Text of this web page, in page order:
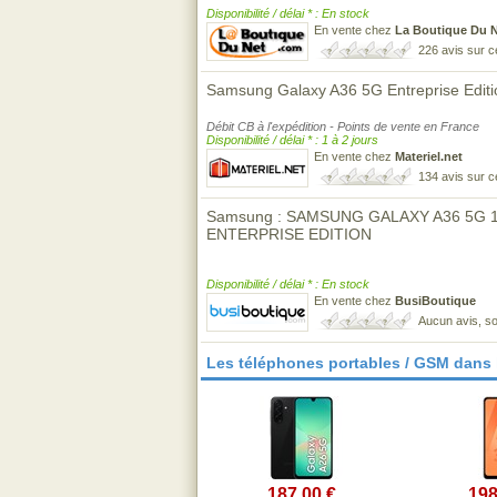
Disponibilité / délai * : En stock
En vente chez La Boutique Du
226 avis sur
Samsung Galaxy A36 5G Entreprise
Débit CB à l'expédition - Points de vente en France
Disponibilité / délai * : 1 à 2 jours
En vente chez Materiel.net
134 avis sur
Samsung : SAMSUNG GALAXY A36 5G
ENTERPRISE EDITION
Disponibilité / délai * : En stock
En vente chez BusiBoutique
Aucun avis,
Les téléphones portables / GSM dans